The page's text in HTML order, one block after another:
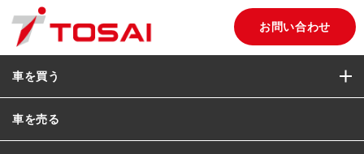
お問い合わせ
車を買う
車を売る